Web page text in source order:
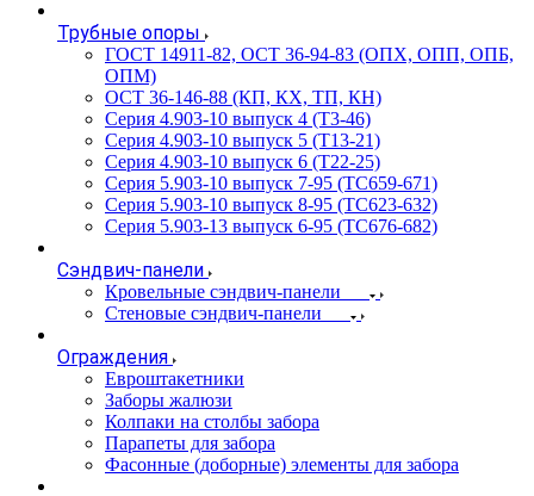
Трубные опоры
ГОСТ 14911-82, ОСТ 36-94-83 (ОПХ, ОПП, ОПБ,
ОПМ)
ОСТ 36-146-88 (КП, КХ, ТП, КН)
Серия 4.903-10 выпуск 4 (Т3-46)
Серия 4.903-10 выпуск 5 (Т13-21)
Серия 4.903-10 выпуск 6 (Т22-25)
Серия 5.903-10 выпуск 7-95 (ТС659-671)
Серия 5.903-10 выпуск 8-95 (ТС623-632)
Серия 5.903-13 выпуск 6-95 (ТС676-682)
Сэндвич-панели
Кровельные сэндвич-панели
Стеновые сэндвич-панели
Ограждения
Евроштакетники
Заборы жалюзи
Колпаки на столбы забора
Парапеты для забора
Фасонные (доборные) элементы для забора